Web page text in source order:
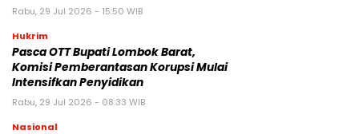
Rabu, 29 Jul 2026 - 15:50 WIB
Hukrim
Pasca OTT Bupati Lombok Barat,
Komisi Pemberantasan Korupsi Mulai
Intensifkan Penyidikan
Rabu, 29 Jul 2026 - 08:33 WIB
Nasional